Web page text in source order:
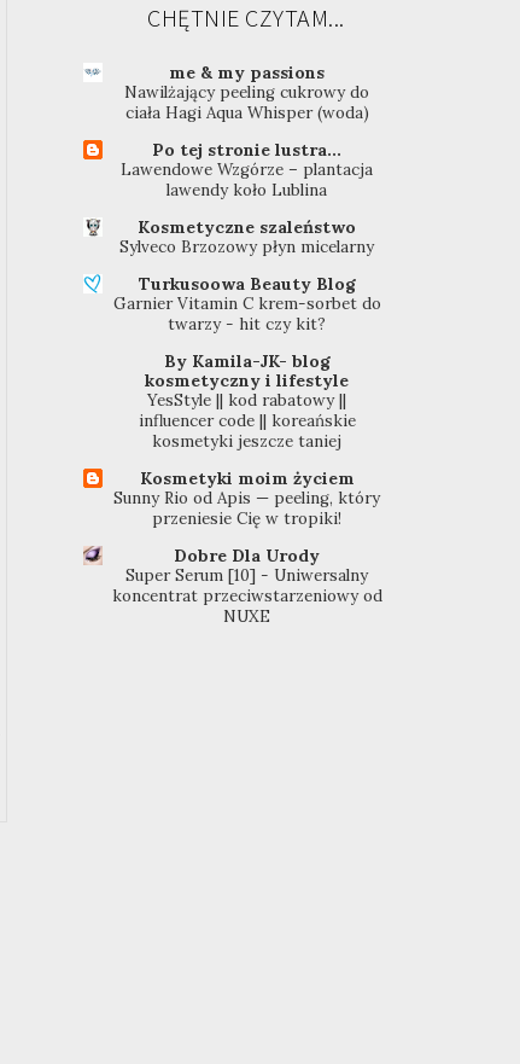
CHĘTNIE CZYTAM...
me & my passions
Nawilżający peeling cukrowy do
ciała Hagi Aqua Whisper (woda)
Po tej stronie lustra...
Lawendowe Wzgórze – plantacja
lawendy koło Lublina
Kosmetyczne szaleństwo
Sylveco Brzozowy płyn micelarny
Turkusoowa Beauty Blog
Garnier Vitamin C krem-sorbet do
twarzy - hit czy kit?
By Kamila-JK- blog
kosmetyczny i lifestyle
YesStyle || kod rabatowy ||
influencer code || koreańskie
kosmetyki jeszcze taniej
Kosmetyki moim życiem
Sunny Rio od Apis — peeling, który
przeniesie Cię w tropiki!
Dobre Dla Urody
Super Serum [10] - Uniwersalny
koncentrat przeciwstarzeniowy od
NUXE